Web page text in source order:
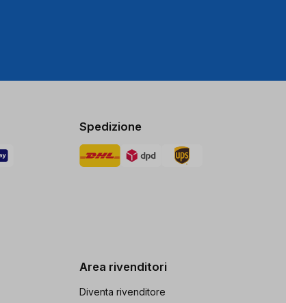
Spedizione
Area rivenditori
Diventa rivenditore